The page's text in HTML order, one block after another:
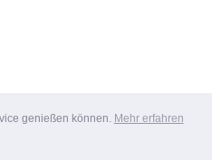
genießen können. Mehr erfahren